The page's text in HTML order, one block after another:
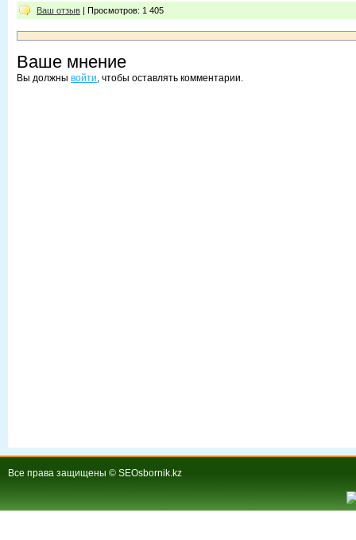
Ваш отзыв | Просмотров: 1 405
Ваше мнение
Вы должны войти, чтобы оставлять комментарии.
Все права защищены © SEOsbornik.kz